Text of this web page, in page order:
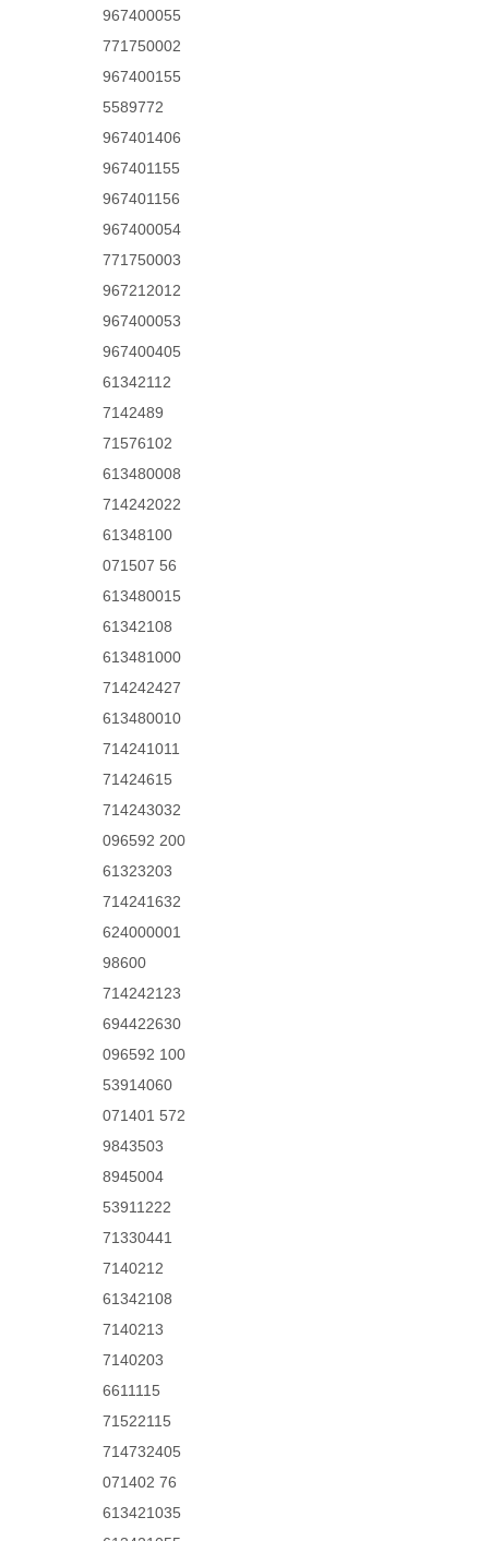
967400055
771750002
967400155
5589772
967401406
967401155
967401156
967400054
771750003
967212012
967400053
967400405
61342112
7142489
71576102
613480008
714242022
61348100
071507 56
613480015
61342108
613481000
714242427
613480010
714241011
71424615
714243032
096592 200
61323203
714241632
624000001
98600
714242123
694422630
096592 100
53914060
071401 572
9843503
8945004
53911222
71330441
7140212
61342108
7140213
7140203
6611115
71522115
714732405
071402 76
613421035